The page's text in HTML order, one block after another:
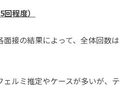
程度）
の結果によって、全体回数は
ミ推定やケースが多いが、テ